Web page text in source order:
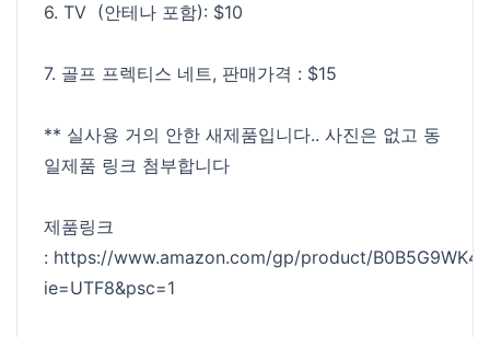
6. TV (안테나 포함): $10
7. 골프 프렉티스 네트, 판매가격 : $15
** 실사용 거의 안한 새제품입니다.. 사진은 없고 동
일제품 링크 첨부합니다
제품링크
: https://www.amazon.com/gp/product/
ie=UTF8&psc=1